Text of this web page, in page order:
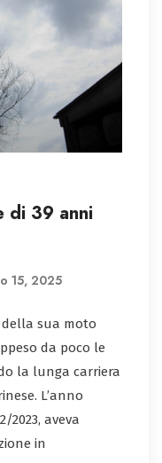
di 39 anni
15, 2025
sua moto
da poco le
la lunga carriera
L’anno
2023, aveva
in